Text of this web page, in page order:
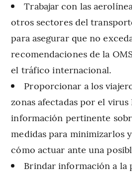
Trabajar con las
otros sectores del
para asegurar que no
recomendaciones de la
el tráfico internacional.
Proporcionar a los
zonas afectadas por el
información pertinente
medidas para minimizarlos
cómo actuar ante una
Brindar información a la